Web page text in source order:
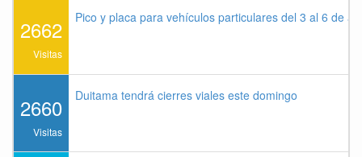
2662
Visitas
Pico y placa para vehículos particulares del 3 al 6 de
2660
Visitas
Duitama tendrá cierres viales este domingo